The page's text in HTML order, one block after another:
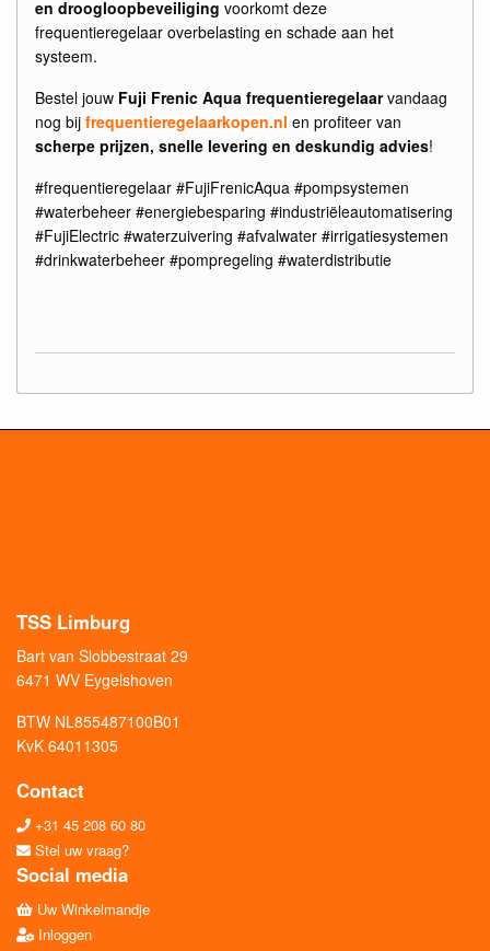
en droogloopbeveiliging voorkomt deze
frequentieregelaar overbelasting en schade aan het
systeem.
Bestel jouw Fuji Frenic Aqua frequentieregelaarvandaag
nog bij frequentieregelaarkopen.nl en profiteer van
scherpe prijzen, snelle levering en deskundig advies!
#frequentieregelaar #FujiFrenicAqua #pompsystemen
#waterbeheer #energiebesparing #industriëleautomatisering
#FujiElectric #waterzuivering #afvalwater #irrigatiesystemen
#drinkwaterbeheer #pompregeling #waterdistributie
TSS Limburg
Bart van Slobbestraat 29
6471 WV Eygelshoven
BTW NL855487100B01
KvK 64011305
Contact
+31 45 208 60 80
Stel uw vraag?
Social media
Uw Winkelmandje
Inloggen